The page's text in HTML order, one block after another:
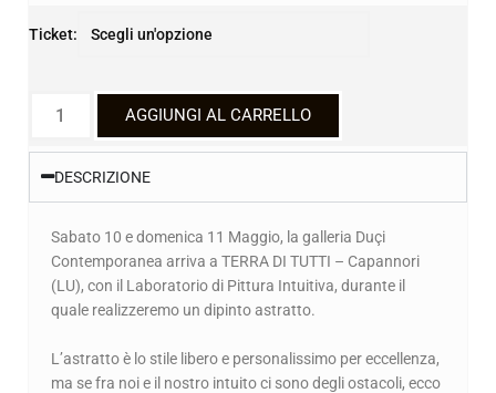
Ticket:
AGGIUNGI AL CARRELLO
DESCRIZIONE
Sabato 10 e domenica 11 Maggio, la galleria Duçi
Contemporanea arriva a TERRA DI TUTTI – Capannori
(LU), con il Laboratorio di Pittura Intuitiva, durante il
quale realizzeremo un dipinto astratto.
L’astratto è lo stile libero e personalissimo per eccellenza,
ma se fra noi e il nostro intuito ci sono degli ostacoli, ecco